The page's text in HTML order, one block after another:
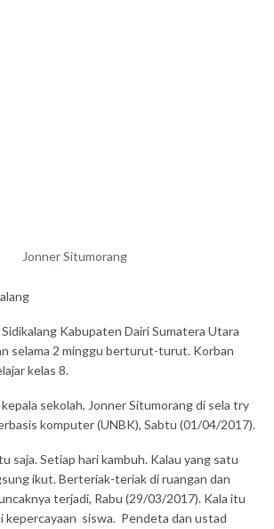
Jonner Situmorang
Kabupaten Dairi Sumatera Utara
selama 2 minggu berturut-turut. Korban
kelas 8.
sekolah, Jonner Situmorang di sela try
komputer (UNBK), Sabtu (01/04/2017).
saja. Setiap hari kambuh. Kalau yang satu
ikut. Berteriak-teriak di ruangan dan
terjadi, Rabu (29/03/2017). Kala itu
kepercayaan siswa. Pendeta dan ustad